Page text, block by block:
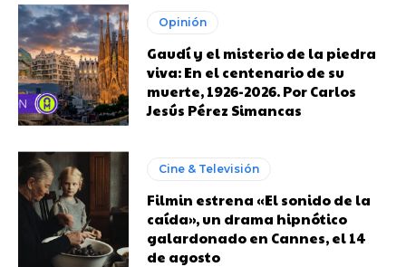
Opinión
Gaudí y el misterio de la piedra
viva: En el centenario de su
muerte, 1926-2026. Por Carlos
Jesús Pérez Simancas
Cine & Televisión
Filmin estrena «El sonido de la
caída», un drama hipnótico
galardonado en Cannes, el 14
de agosto